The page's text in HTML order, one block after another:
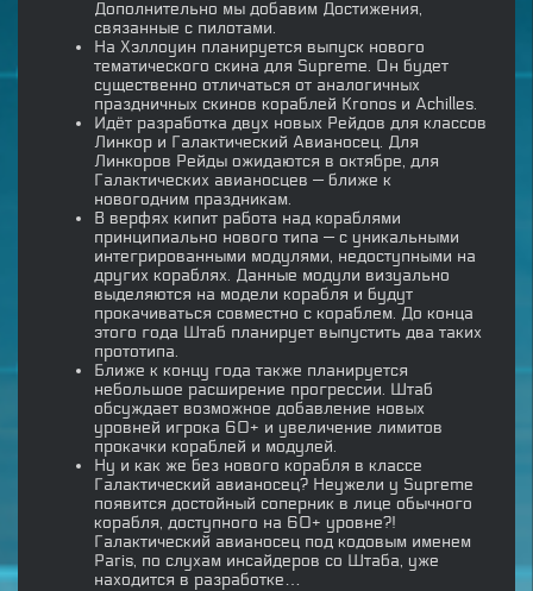
Дополнительно мы добавим Достижения,
связанные с пилотами.
На Хэллоуин планируется выпуск нового
тематического скина для Supreme. Он будет
существенно отличаться от аналогичных
праздничных скинов кораблей Kronos и Achilles.
Идёт разработка двух новых Рейдов для классов
Линкор и Галактический Авианосец. Для
Линкоров Рейды ожидаются в октябре, для
Галактических авианосцев — ближе к
новогодним праздникам.
В верфях кипит работа над кораблями
принципиально нового типа — с уникальными
интегрированными модулями, недоступными на
других кораблях. Данные модули визуально
выделяются на модели корабля и будут
прокачиваться совместно с кораблем. До конца
этого года Штаб планирует выпустить два таких
прототипа.
Ближе к концу года также планируется
небольшое расширение прогрессии. Штаб
обсуждает возможное добавление новых
уровней игрока 60+ и увеличение лимитов
прокачки кораблей и модулей.
Ну и как же без нового корабля в классе
Галактический авианосец? Неужели у Supreme
появится достойный соперник в лице обычного
корабля, доступного на 60+ уровне?!
Галактический авианосец под кодовым именем
Paris, по слухам инсайдеров со Штаба, уже
находится в разработке…